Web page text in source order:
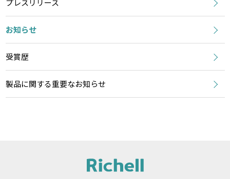
プレスリリース
お知らせ
受賞歴
製品に関する重要なお知らせ